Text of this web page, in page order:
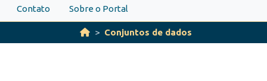
Contato Sobre o Portal
Conjuntos de dados